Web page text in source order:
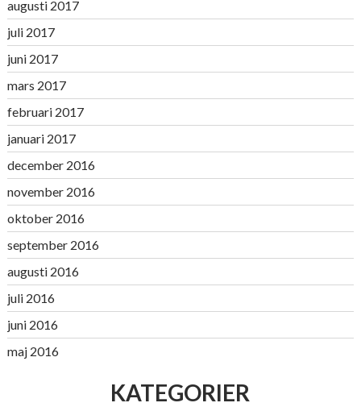
augusti 2017
juli 2017
juni 2017
mars 2017
februari 2017
januari 2017
december 2016
november 2016
oktober 2016
september 2016
augusti 2016
juli 2016
juni 2016
maj 2016
KATEGORIER